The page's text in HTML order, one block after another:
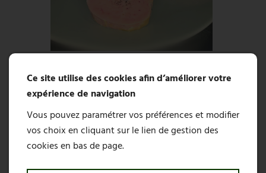
La carte
Ce site utilise des cookies afin d’améliorer votre
expérience de navigation
Vous pouvez paramétrer vos préférences et modifier
vos choix en cliquant sur le lien de gestion des
cookies en bas de page.